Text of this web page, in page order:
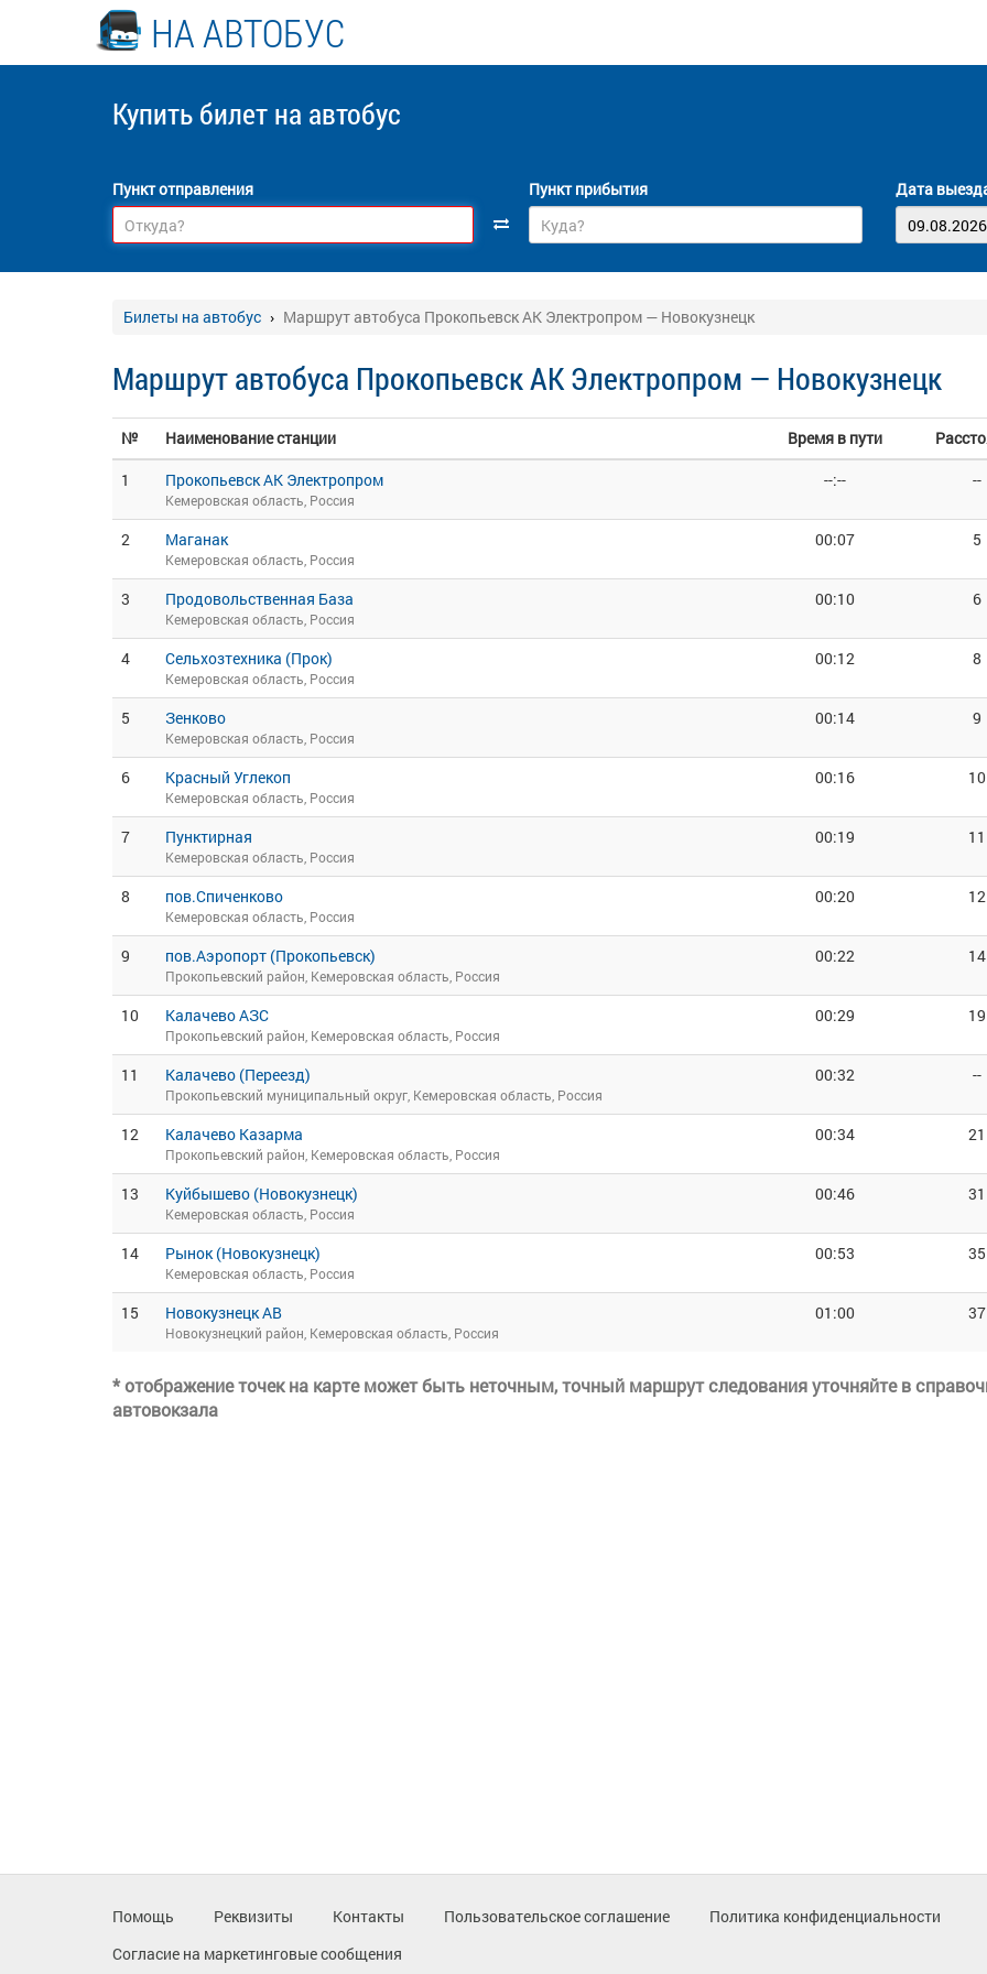
НА АВТОБУС
Купить билет на автобус
Пункт отправления Пункт прибытия Дата
Билеты на автобус Маршрут автобуса Прокопьевск АК Электропром — Новокузнецк
Маршрут автобуса Прокопьевск АК Электропром — Новокузнецк
№ Наименование станции Время в пути
1
Прокопьевск АК Электропром
Кемеровская область, Россия
--:-- --
2 Маганак
Кемеровская область, Россия
00:07 5
3 Продовольственная База
Кемеровская область, Россия
00:10 6
4 Сельхозтехника (Прок)
Кемеровская область, Россия
00:12 8
5 Зенково
Кемеровская область, Россия
00:14 9
6 Красный Углекоп
Кемеровская область, Россия
00:16 10
7 Пунктирная
Кемеровская область, Россия
00:19 11
8 пов.Спиченково
Кемеровская область, Россия
00:20 12
9 пов.Аэропорт (Прокопьевск)
Прокопьевский район, Кемеровская область, Россия
00:22 14
10 Калачево АЗС
Прокопьевский район, Кемеровская область, Россия
00:29 19
11 Калачево (Переезд)
Прокопьевский муниципальный округ, Кемеровская область, Россия
00:32 --
12 Калачево Казарма
Прокопьевский район, Кемеровская область, Россия
00:34 21
13 Куйбышево (Новокузнецк)
Кемеровская область, Россия
00:46 31
14 Рынок (Новокузнецк)
Кемеровская область, Россия
00:53 35
15 Новокузнецк АВ
Новокузнецкий район, Кемеровская область, Россия
01:00 37
* отображение точек на карте может быть неточным, точный маршрут следования уточняйте в
автовокзала
Помощь Реквизиты Контакты Пользовательское соглашение
Политика конфиденциальности
Согласие на маркетинговые сообщения